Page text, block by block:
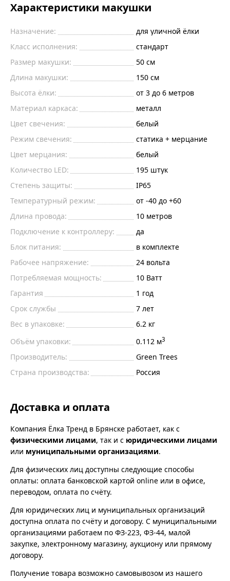
Характеристики макушки
Назначение:
для уличной ёлки
Класс исполнения:
стандарт
Размер макушки:
50 см
Длина макушки:
150 см
Высота ёлки:
от 3 до 6 метров
Материал каркаса:
металл
Цвет свечения:
белый
Режим свечения:
статика + мерцание
Цвет мерцания:
белый
Количество LED:
195 штук
Степень защиты:
IP65
Температурный режим:
от -40 до +60
Длина провода:
10 метров
Подключение к контроллеру:
да
Блок питания:
в комплекте
Рабочее напряжение:
24 вольта
Потребляемая мощность:
10 Ватт
Гарантия
1 год
Срок службы
7 лет
Вес в упаковке:
6.2 кг
Объём упаковки:
0.112 м3
Производитель:
Green Trees
Страна производства:
Россия
Доставка и оплата
Компания Ёлка Тренд в Брянске работает, как с
физическими лицами, так и с юридическими лицами
или муниципальными организациями.
Для физических лиц доступны следующие способы
оплаты: оплата банковской картой online или в офисе,
переводом, оплата по счёту.
Для юридических лиц и муниципальных организаций
доступна оплата по счёту и договору. С муниципальными
организациями работаем по ФЗ-223, ФЗ-44, малой
закупке, электронному магазину, аукциону или прямому
договору.
Получение товара возможно самовывозом из нашего